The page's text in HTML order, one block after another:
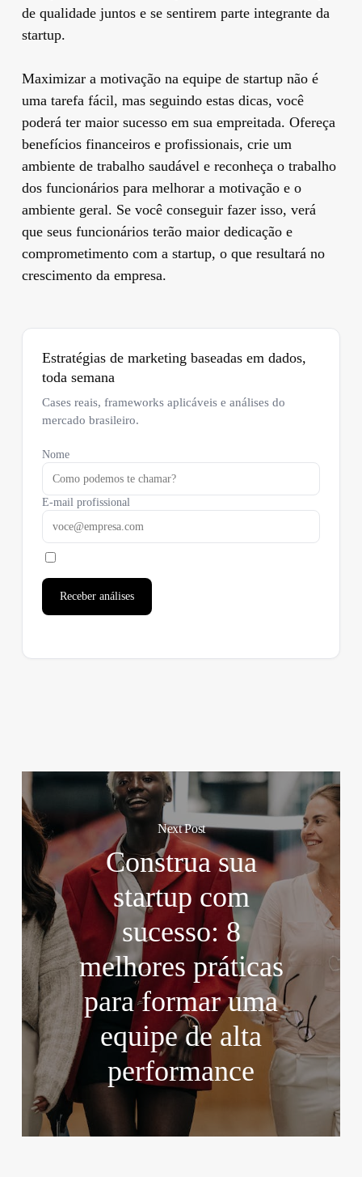
de qualidade juntos e se sentirem parte integrante da
startup.
Maximizar a motivação na equipe de startup não é
uma tarefa fácil, mas seguindo estas dicas, você
poderá ter maior sucesso em sua empreitada. Ofereça
benefícios financeiros e profissionais, crie um
ambiente de trabalho saudável e reconheça o trabalho
dos funcionários para melhorar a motivação e o
ambiente geral. Se você conseguir fazer isso, verá
que seus funcionários terão maior dedicação e
comprometimento com a startup, o que resultará no
crescimento da empresa.
Estratégias de marketing baseadas em dados,
toda semana
Cases reais, frameworks aplicáveis e análises do
mercado brasileiro.
Nome
E-mail profissional
Receber análises
Next Post
Construa sua
startup com
sucesso: 8
melhores práticas
para formar uma
equipe de alta
performance